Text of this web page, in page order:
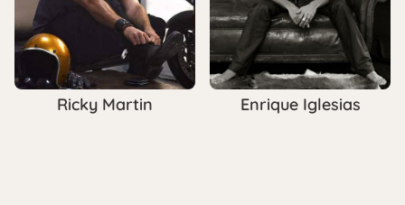
Ricky Martin Enrique Iglesias